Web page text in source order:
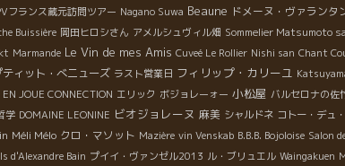
く問題な
では東
ばオヴ
造家。 ジ
村に醸
ある斜面
はここに
フランス蔵元訪問ツアー Nagano Suwa Beaune ドメーヌ・ヴァランタ
Buissière 岡田ヒロシさん アメルシュヴィル畑 Sommelier Matsumoto
Marmande Le Vin de mes Amis Cuveé Le Rollier Nishi san Chant
ィット・べニューズ ラスト営業日 フィリップ・カリーユ
EN JOUE CONNECTION エリック ボジョレーォー 小松屋 バルセロナの佐
学 DOMAINE LEONINE ビオジョレーヌ 麻美 シャルドネ コトー・デュ
Méli Mélo クロ・マソット Mazière vin Venskab B.B.B. Bojoloise Salon
d'Alexandre Bain プイイ・ヴァンゼル2013 ル・ブリュエル Waingakuen